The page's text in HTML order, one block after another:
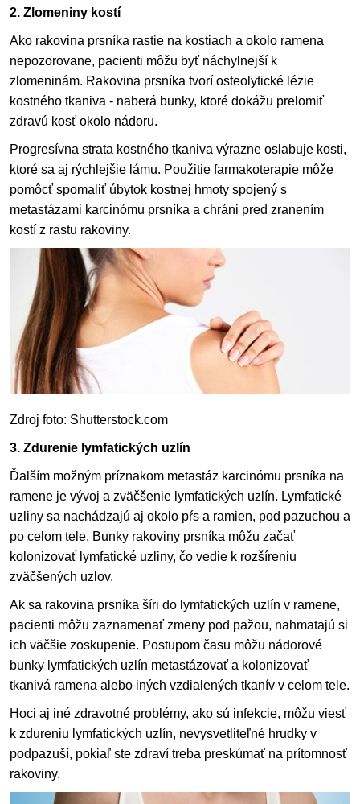
2. Zlomeniny kostí
Ako rakovina prsníka rastie na kostiach a okolo ramena
nepozorovane, pacienti môžu byť náchylnejší k
zlomeninám. Rakovina prsníka tvorí osteolytické lézie
kostného tkaniva - naberá bunky, ktoré dokážu prelomiť
zdravú kosť okolo nádoru.
Progresívna strata kostného tkaniva výrazne oslabuje kosti,
ktoré sa aj rýchlejšie lámu. Použitie farmakoterapie môže
pomôcť spomaliť úbytok kostnej hmoty spojený s
metastázami karcinómu prsníka a chráni pred zranením
kostí z rastu rakoviny.
Zdroj foto: Shutterstock.com
3. Zdurenie lymfatických uzlín
Ďalším možným príznakom metastáz karcinómu prsníka na
ramene je vývoj a zväčšenie lymfatických uzlín. Lymfatické
uzliny sa nachádzajú aj okolo pŕs a ramien, pod pazuchou a
po celom tele. Bunky rakoviny prsníka môžu začať
kolonizovať lymfatické uzliny, čo vedie k rozšíreniu
zväčšených uzlov.
Ak sa rakovina prsníka šíri do lymfatických uzlín v ramene,
pacienti môžu zaznamenať zmeny pod pažou, nahmatajú si
ich väčšie zoskupenie. Postupom času môžu nádorové
bunky lymfatických uzlín metastázovať a kolonizovať
tkanivá ramena alebo iných vzdialených tkanív v celom tele.
Hoci aj iné zdravotné problémy, ako sú infekcie, môžu viesť
k zdureniu lymfatických uzlín, nevysvetliteľné hrudky v
podpazuší, pokiaľ ste zdraví treba preskúmať na prítomnosť
rakoviny.